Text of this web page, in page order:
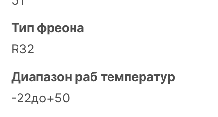
Тип фреона
R32
Диапазон раб температур
-22до+50